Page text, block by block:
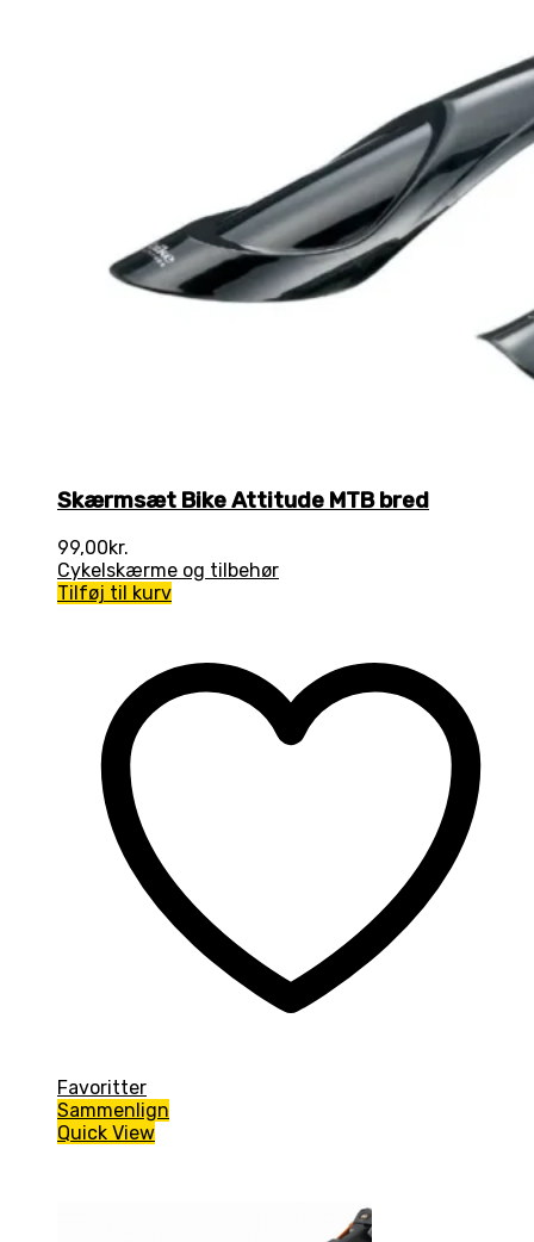
Skærmsæt Bike Attitude MTB bred
99,00kr.
Cykelskærme og tilbehør
Tilføj til kurv
Favoritter
Sammenlign
Quick View